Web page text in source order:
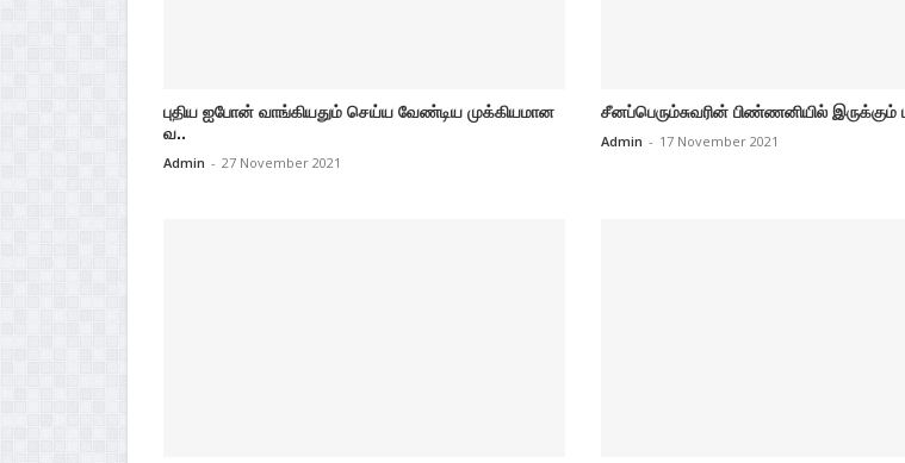
புதிய ஐபோன் வாங்கியதும் செய்ய வேண்டிய முக்கியமான
வ..
Admin - 27 November 2021
சீனப்பெரும்சுவரின் பிண்ணனியில்
Admin - 17 November 2021